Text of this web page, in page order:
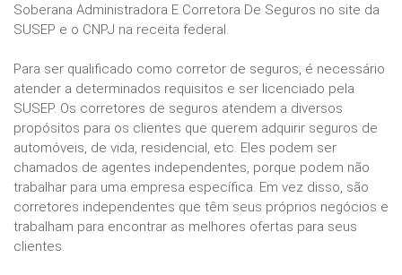
Soberana Administradora E Corretora De Seguros no site da
SUSEP e o CNPJ na receita federal.
Para ser qualificado como corretor de seguros, é necessário
atender a determinados requisitos e ser licenciado pela
SUSEP. Os corretores de seguros atendem a diversos
propósitos para os clientes que querem adquirir seguros de
automóveis, de vida, residencial, etc. Eles podem ser
chamados de agentes independentes, porque podem não
trabalhar para uma empresa específica. Em vez disso, são
corretores independentes que têm seus próprios negócios e
trabalham para encontrar as melhores ofertas para seus
clientes.